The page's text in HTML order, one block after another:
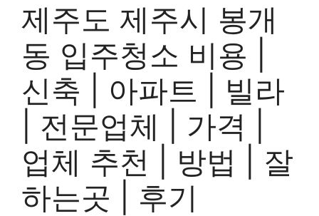
제주도 제주시 봉개
동 입주청소 비용 |
신축 | 아파트 | 빌라
| 전문업체 | 가격 |
업체 추천 | 방법 | 잘
하는곳 | 후기